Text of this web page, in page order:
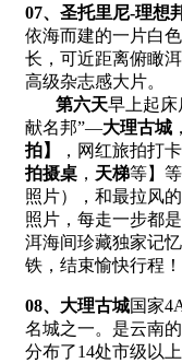
07、 圣托里尼-理想
依海而建的一片白
长，可近距离俯瞰
高级杂志感大片。
第六天早上起床
献名邦”—大理古城
拍】
，网红旅拍打
拍摄桌 ， 天梯等】
照片），和最拉风
照片，每走一步都
洱海间珍藏独家记
铁，结束愉快行程！
08、 大理古城国家
名城之一。是云南
分布了14处市级以